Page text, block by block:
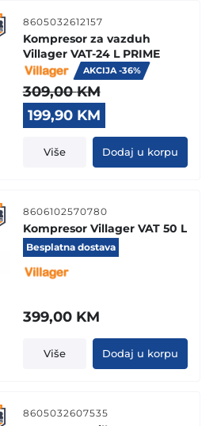
8605032612157
Kompresor za vazduh
Villager VAT-24 L PRIME
AKCIJA -36%
309,00KM
Original
price
was:
309,00 KM.
199,90 KM
price
is:
199,90 KM.
Više Dodaj u korpu
8606102570780
Kompresor Villager VAT 50 L
Besplatna dostava
399,00 KM
Više Dodaj u korpu
8605032607535